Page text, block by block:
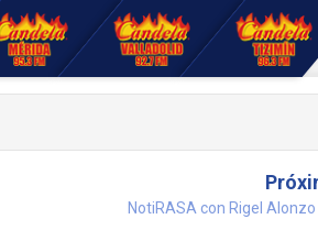
NotiRASA con Rigel